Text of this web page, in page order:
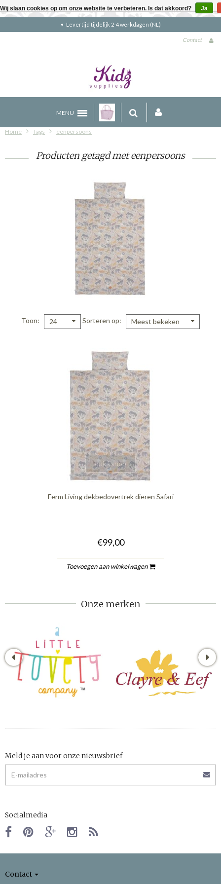
Levertijd tijdelijk 2-4 werkdagen (NL)
Contact
MENU
Home Tags eenpersoons
Producten getagd met eenpersoons
Toon 24 Sorteren op Meest bekeken
quickshop
Ferm Living dekbedovertrek dieren Safari
€99,00
Toevoegen aan winkelwagen
Onze merken
Meld je aan voor onze nieuwsbrief
Socialmedia
Contact
Wij slaan cookies op om onze website te verbeteren. Is dat akkoord? Ja